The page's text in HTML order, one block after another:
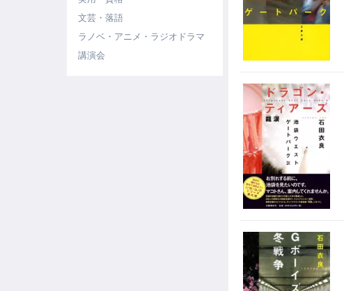
文芸・落語
ラノベ・アニメ・ラジオドラマ
講演会